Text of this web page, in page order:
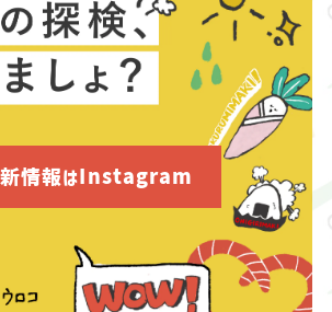
情報はInstagram